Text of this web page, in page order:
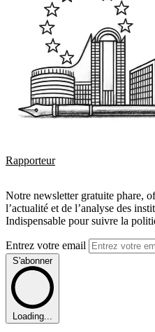
Rapporteur
Notre newsletter gratuite phare,
l’actualité et de l’analyse des
Indispensable pour suivre la
Entrez votre email
S'abonner
Loading...